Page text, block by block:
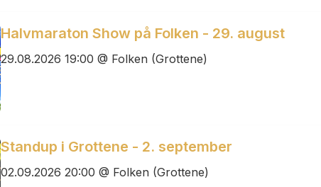
Halvmaraton Show på Folken - 29. august
29.08.2026 19:00 @ Folken (Grottene)
Standup i Grottene - 2. september
02.09.2026 20:00 @ Folken (Grottene)